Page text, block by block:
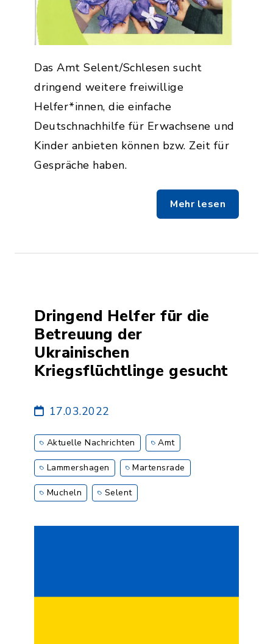
Das Amt Selent/Schlesen sucht
dringend weitere freiwillige
Helfer*innen, die einfache
Deutschnachhilfe für Erwachsene und
Kinder anbieten können bzw. Zeit für
Gespräche haben.
Mehr lesen
Dringend Helfer für die
Betreuung der
Ukrainischen
Kriegsflüchtlinge gesucht
17.03.2022
Aktuelle Nachrichten Amt
Lammershagen Martensrade
Mucheln Selent